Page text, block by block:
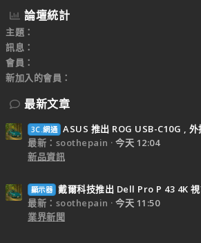
論壇統計
主題
訊息
會員
新加入的會員
最新文章
3C.網通 ASUS 推出 ROG USB-C10G ,
最新：soothepain
今天 12:04
新品資訊
顯示器 戴爾科技推出 Dell Pro P 43 4K
最新：soothepain
今天 11:50
業界新聞